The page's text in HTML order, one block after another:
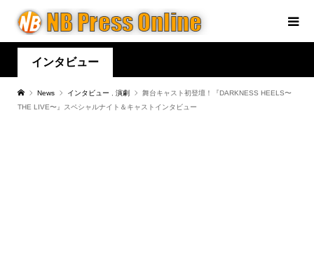
インタビュー
News インタビュー 演劇
舞台キャスト初登壇！『DARKNESS HEELS〜
THE LIVE〜』スペシャルナイト＆キャストインタビュー